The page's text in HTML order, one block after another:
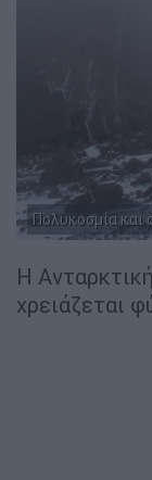
Πολυκοσμία
Η
χρειάζεται